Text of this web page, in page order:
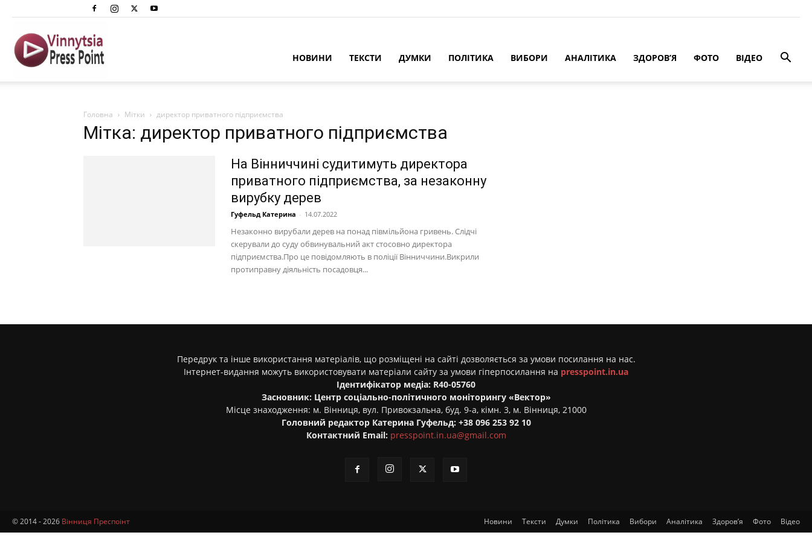
Преспоінт
НОВИНИ ТЕКСТИ ДУМКИ ПОЛІТИКА ВИБОРИ АНАЛІТИКА ЗДОРОВ’Я ФОТО ВІДЕО
Головна Мітки директор приватного підприємства
Мітка: директор приватного підприємства
На Вінниччині судитимуть директора
приватного підприємства, за незаконну
вирубку дерев
Гуфельд Катерина - 14.07.2022
Незаконно вирубали дерев на понад півмільйона гривень. Слідчі
скерували до суду обвинувальний акт стосовно директора
підприємства.Про це повідомляють в поліції Вінниччини.Викрили
протиправну діяльність посадовця...
Передрук та інше використання матеріалів, що розміщені на сайті дозволяється за умови посилання на нас.
Інтернет-видання можуть використовувати матеріали сайту за умови гіперпосилання на presspoint.in.ua
Ідентифікатор медіа: R40-05760
Засновник: Центр соціально-політичного моніторингу «Вектор»
Місце знаходження: м. Вінниця, вул. Привокзальна, буд. 9-а, кімн. 3, м. Вінниця, 21000
Головний редактор Катерина Гуфельд: +38 096 253 92 10
Контактний Email: presspoint.in.ua@gmail.com
Новини Тексти Думки Політика Вибори Аналітика Здоров’я Фото Відео
© 2014 - 2026 Вінниця Преспоінт